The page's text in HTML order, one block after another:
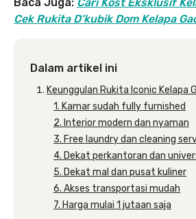
Cek Rukita D’kubik Dom Kelapa
Dalam artikel ini
Keunggulan Rukita Iconic Kelapa
1. Kamar sudah fully furnished
2. Interior modern dan nyaman
3. Free laundry dan cleaning
4. Dekat perkantoran dan
5. Dekat mal dan pusat kuliner
6. Akses transportasi mudah
7. Harga mulai 1 jutaan saja